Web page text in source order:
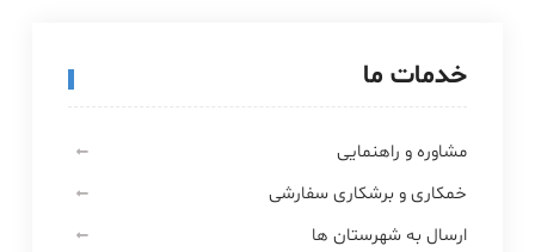
خدمات ما
مشاوره و راهنمایی
خمکاری و برشکاری سفارشی
ارسال به شهرستان ها